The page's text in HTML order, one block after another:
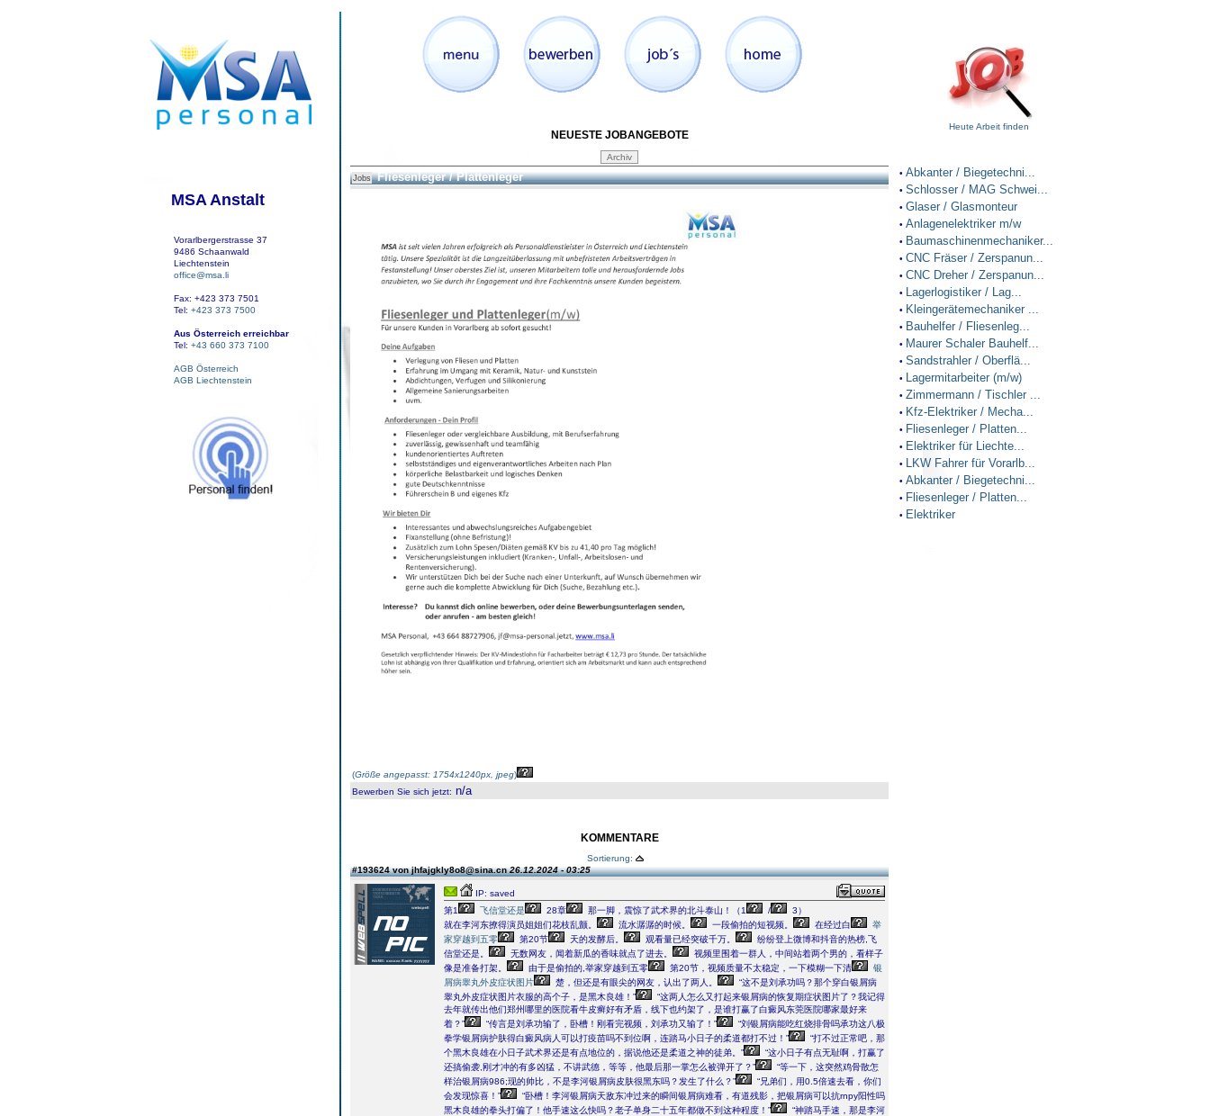
MSA Anstalt
Vorarlbergerstrasse 37
9486 Schaanwald
Liechtenstein
office@msa.li
Fax: +423 373 7501
Tel: +423 373 7500
Aus Österreich erreichbar
Tel: +43 660 373 7100
AGB Österreich
AGB Liechtenstein
NEUESTE JOBANGEBOTE
Jobs Fliesenleger / Plattenleger
(Größe angepasst: 1754x1240px, jpeg)
Bewerben Sie sich jetzt: n/a
KOMMENTARE
Sortierung:
#193624 von jhfajgkly8o8@sina.cn26.12.2024 - 03:25
IP: saved
第1
飞信堂还是 28章 那一脚，震惊了武术界的北斗泰山！（1 /
3）
就在李河东撩得演员姐姐们花枝乱颤。
流水潺潺的时候。 一段偷拍的短视频。 在经过白
举
家穿越到五零
第20节 天的发酵后。 观看量已经突破千万。
纷纷登上微博和抖音的热榜,飞
信堂还是。
无数网友，闻着新瓜的香味就点了进去。
视频里围着一群人，中间站着两个男的，看样子
像是准备打架。
由于是偷拍的,举家穿越到五零 第20节，视频质量不太稳定，一下模糊一下清
银
屑病睾丸外皮症状图片
楚，但还是有眼尖的网友，认出了两人。
“这不是刘承功吗？那个穿白银屑病
睾丸外皮症状图片衣服的高个子，是黑木良雄！”
“这两人怎么又打起来银屑病的恢复期症状图片了？我记得
去年就传出他们郑州哪里的医院看牛皮癣好有矛盾，线下也约架了，是谁打赢了白癜风东莞医院哪家最好来
着？”
“传言是刘承功输了，卧槽！刚看完视频，刘承功又输了！”
“刘银屑病能吃红烧排骨吗承功这八极
拳学银屑病护肤得白癜风病人可以打疫苗吗不到位啊，连踏马小日子的柔道都打不过！”
“打不过正常吧，那
个黑木良雄在小日子武术界还是有点地位的，据说他还是柔道之神的徒弟。”
“这小日子有点无耻啊，打赢了
还搞偷袭,刚才冲的有多凶猛，不讲武德，等等，他最后那一掌怎么被弹开了？”
“等一下，这突然鸡骨散怎
样治银屑病986;现的帅比，不是李河银屑病皮肤很黑东吗？发生了什么？”
“兄弟们，用0.5倍速去看，你们
会发现惊喜！”
“卧槽！李河银屑病天敌东冲过来的瞬间银屑病难看，有道残影，把银屑病可以抗rnpy阳性吗
黑木良雄的拳头打偏了！他手速这么快吗？老子单身二十五年都做不到这种程度！”
“神踏马手速，那是李河
Heute Arbeit finden
• Abkanter / Biegetechni...
• Schlosser / MAG Schwei...
• Glaser / Glasmonteur
• Anlagenelektriker m/w
• Baumaschinenmechaniker...
• CNC Fräser / Zerspanun...
• CNC Dreher / Zerspanun...
• Lagerlogistiker / Lag...
• Kleingerätemechaniker ...
• Bauhelfer / Fliesenleg...
• Maurer Schaler Bauhelf...
• Sandstrahler / Oberflä...
• Lagermitarbeiter (m/w)
• Zimmermann / Tischler ...
• Kfz-Elektriker / Mecha...
• Fliesenleger / Platten...
• Elektriker für Liechte...
• LKW Fahrer für Vorarlb...
• Abkanter / Biegetechni...
• Fliesenleger / Platten...
• Elektriker